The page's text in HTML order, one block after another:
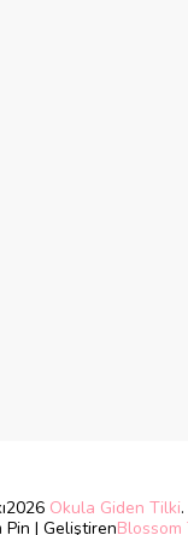
Okula Giden Tilki
Pin | GeliştirenBlossom